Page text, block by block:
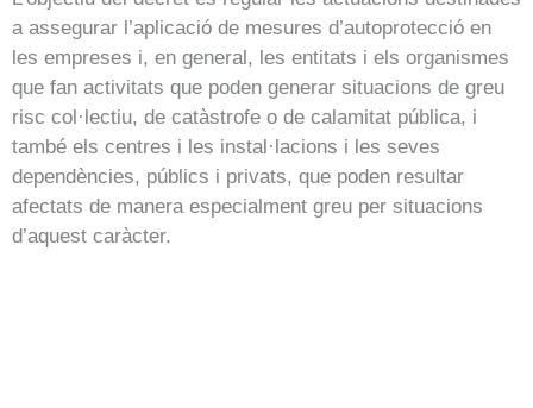
a assegurar l’aplicació de mesures d’autoprotecció en
les empreses i, en general, les entitats i els organismes
que fan activitats que poden generar situacions de greu
risc col·lectiu, de catàstrofe o de calamitat pública, i
també els centres i les instal·lacions i les seves
dependències, públics i privats, que poden resultar
afectats de manera especialment greu per situacions
d’aquest caràcter.